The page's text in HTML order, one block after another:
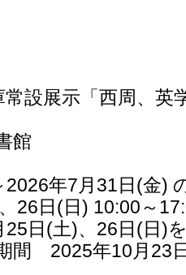
設展示「西周、英
館
年7月31日(金)
26日(日) 10:00～
25日(土)、26日(日)
間 2025年10月23